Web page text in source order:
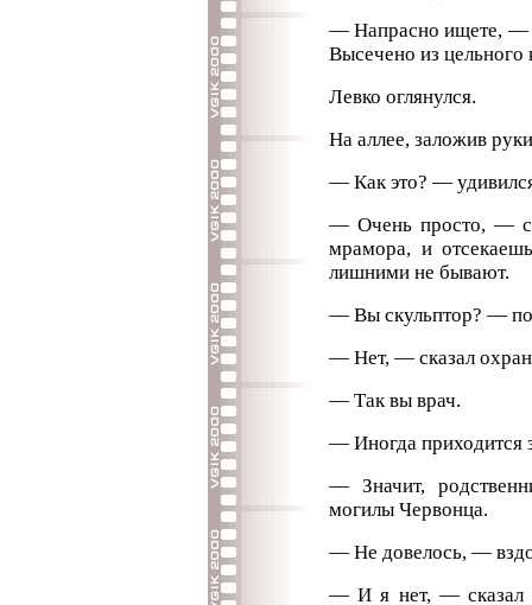
— Напрасно ищете, —
Высечено из цельного
Левко оглянулся.
На аллее, заложив
— Как это? —
— Очень просто, —
мрамора, и
лишними не бывают.
— Вы скульптор? —
— Нет, — сказал
— Так вы врач.
— Иногда приходится
— Значит,
могилы Червонца.
— Не довелось, —
— И я нет, — сказал